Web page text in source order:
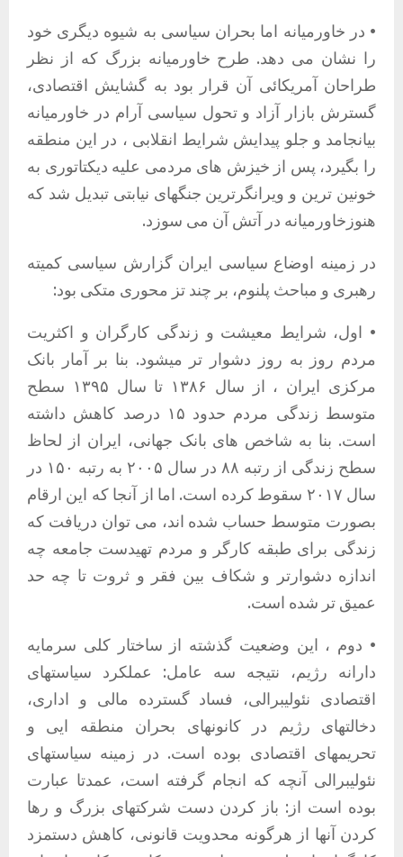
• در خاورمیانه اما بحران سیاسی به شیوه دیگری خود
را نشان می دهد. طرح خاورمیانه بزرگ که از نظر
طراحان آمریکائی آن قرار بود به گشایش اقتصادی،
گسترش بازار آزاد و تحول سیاسی آرام در خاورمیانه
بیانجامد و جلو پیدایش شرایط انقلابی ، در این منطقه
را بگیرد، پس از خیزش های مردمی علیه دیکتاتوری به
خونین ترین و ویرانگرترین جنگهای نیابتی تبدیل شد که
هنوزخاورمیانه در آتش آن می سوزد.
در زمینه اوضاع سیاسی ایران گزارش سیاسی کمیته
رهبری و مباحث پلنوم، بر چند تز محوری متکی بود:
• اول، شرایط معیشت و زندگی کارگران و اکثریت
مردم روز به روز دشوار تر میشود. بنا بر آمار بانک
مرکزی ایران ، از سال ۱۳۸۶ تا سال ۱۳۹۵ سطح
متوسط زندگی مردم حدود ۱۵ درصد کاهش داشته
است. بنا به شاخص های بانک جهانی، ایران از لحاظ
سطح زندگی از رتبه ۸۸ در سال ۲۰۰۵ به رتبه ۱۵۰ در
سال ۲۰۱۷ سقوط کرده است. اما از آنجا که این ارقام
بصورت متوسط حساب شده اند، می توان دریافت که
زندگی برای طبقه کارگر و مردم تهیدست جامعه چه
اندازه دشوارتر و شکاف بین فقر و ثروت تا چه حد
عمیق تر شده است.
• دوم ، این وضعیت گذشته از ساختار کلی سرمایه
دارانه رژیم، نتیجه سه عامل: عملکرد سیاستهای
اقتصادی نئولیبرالی، فساد گسترده مالی و اداری،
دخالتهای رژیم در کانونهای بحران منطقه ایی و
تحریمهای اقتصادی بوده است. در زمینه سیاستهای
نئولیبرالی آنچه که انجام گرفته است، عمدتا عبارت
بوده است از: باز کردن دست شرکتهای بزرگ و رها
کردن آنها از هرگونه محدویت قانونی، کاهش دستمزد